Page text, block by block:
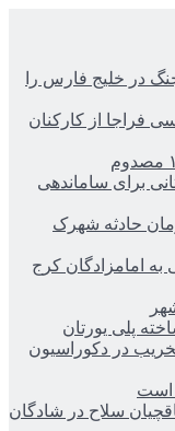
در خلیج فارس را
فراجا از کارکنان
استانی برای ساماندهی
حادثه شهرک
امامزادگان کرج
پلی یورتان
در دکوراسیون
است
سلاح در شادگان